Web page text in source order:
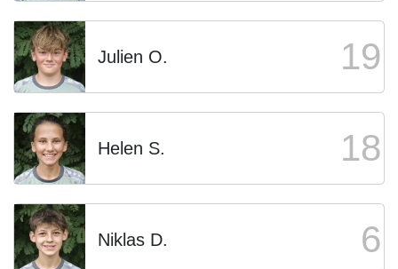
Julien O. 19
Helen S. 18
Niklas D. 6